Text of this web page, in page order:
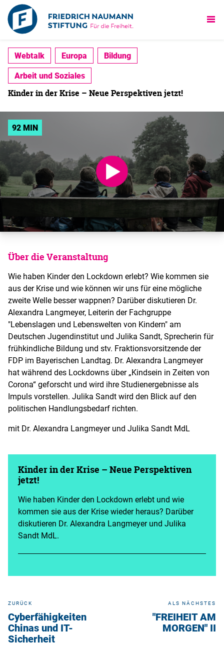
Webtalk Europa
Bildung
Arbeit und Soziales
Kinder in der Krise – Neue Perspektiven jetzt!
92 MIN
Über die Veranstaltung
Wie haben Kinder den Lockdown erlebt? Wie kommen sie
aus der Krise und wie können wir uns für eine mögliche
zweite Welle besser wappnen? Darüber diskutieren Dr.
Alexandra Langmeyer, Leiterin der Fachgruppe
"Lebenslagen und Lebenswelten von Kindern" am
Deutschen Jugendinstitut und Julika Sandt, Sprecherin für
frühkindliche Bildung und stv. Fraktionsvorsitzende der
FDP im Bayerischen Landtag. Dr. Alexandra Langmeyer
hat während des Lockdowns über „Kindsein in Zeiten von
Corona“ geforscht und wird ihre Studienergebnisse als
Impuls vorstellen. Julika Sandt wird den Blick auf den
politischen Handlungsbedarf richten.
mit Dr. Alexandra Langmeyer und Julika Sandt MdL
Kinder in der Krise – Neue Perspektiven
jetzt!
Wie haben Kinder den Lockdown erlebt und wie
kommen sie aus der Krise wieder heraus? Darüber
diskutieren Dr. Alexandra Langmeyer und Julika
Sandt MdL.
ZURÜCK
Cyberfähigkeiten
Chinas und IT-
Sicherheit
ALS NÄCHSTES
"FREIHEIT AM
MORGEN" II